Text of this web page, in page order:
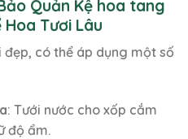
Quản Kệ hoa tang
Tươi Lâu
có thể áp dụng một số
: Tưới nước cho xốp cắm
độ ẩm.